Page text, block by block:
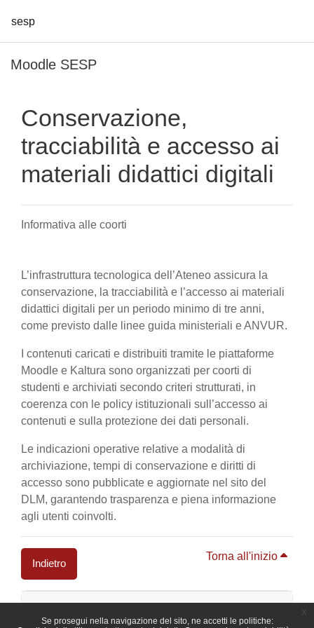
Se prosegui nella navigazione del sito, ne accetti le politiche:
sesp
Moodle SESP
Conservazione,
tracciabilità e accesso ai
materiali didattici digitali
Informativa alle coorti
L’infrastruttura tecnologica dell’Ateneo assicura la
conservazione, la tracciabilità e l’accesso ai materiali
didattici digitali per un periodo minimo di tre anni,
come previsto dalle linee guida ministeriali e ANVUR.
I contenuti caricati e distribuiti tramite le piattaforme
Moodle e Kaltura sono organizzati per coorti di
studenti e archiviati secondo criteri strutturati, in
coerenza con le policy istituzionali sull’accesso ai
contenuti e sulla protezione dei dati personali.
Le indicazioni operative relative a modalità di
archiviazione, tempi di conservazione e diritti di
accesso sono pubblicate e aggiornate nel sito del
DLM, garantendo trasparenza e piena informazione
agli utenti coinvolti.
Indietro
Torna all'inizio
Blocchi